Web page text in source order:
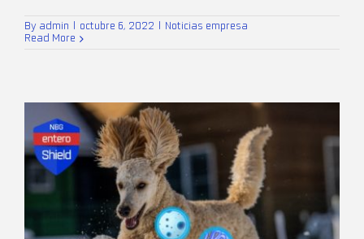
By admin octubre 6, 2022
Noticias empresa
Read More